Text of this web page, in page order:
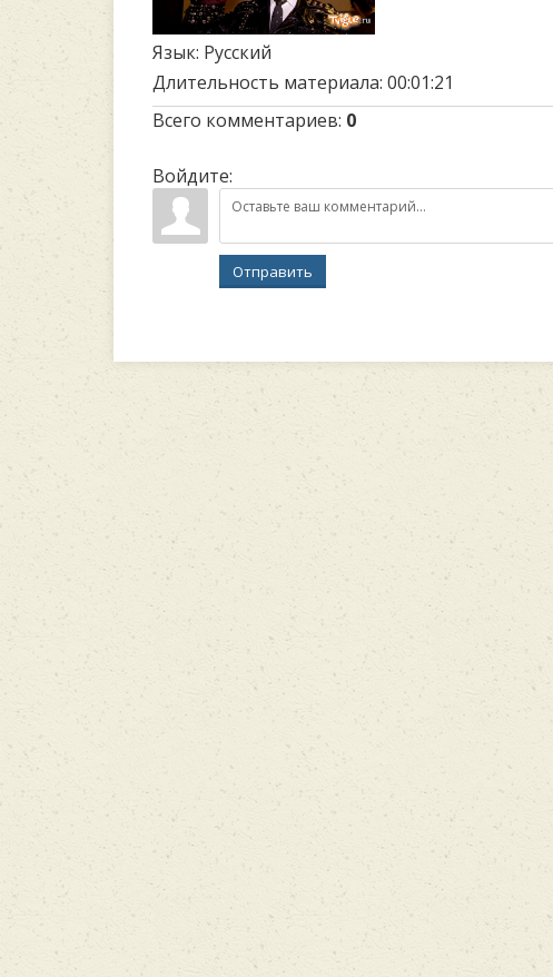
Язык: Русский
Длительность материала: 00:01:21
Всего комментариев: 0
Войдите:
Отправить